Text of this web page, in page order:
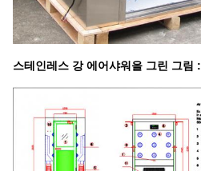
스테인레스 강 에어샤워을 그린 그림 :